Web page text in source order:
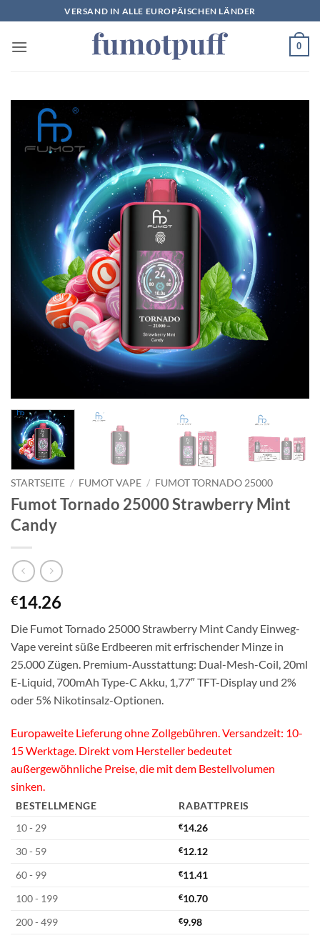
Inhalt
springen
VERSAND IN ALLE EUROPÄISCHEN LÄNDER
0
STARTSEITE / FUMOT VAPE / FUMOT TORNADO 25000
Fumot Tornado 25000 Strawberry Mint
Candy
€14.26
Die Fumot Tornado 25000 Strawberry Mint Candy Einweg-
Vape vereint süße Erdbeeren mit erfrischender Minze in
25.000 Zügen. Premium-Ausstattung: Dual-Mesh-Coil, 20ml
E-Liquid, 700mAh Type-C Akku, 1,77″ TFT-Display und 2%
oder 5% Nikotinsalz-Optionen.
Europaweite Lieferung ohne Zollgebühren. Versandzeit: 10-
15 Werktage. Direkt vom Hersteller bedeutet
außergewöhnliche Preise, die mit dem Bestellvolumen
sinken.
BESTELLMENGE
RABATTPREIS
10 - 29
€14.26
30 - 59
€12.12
60 - 99
€11.41
100 - 199
€10.70
200 - 499
€9.98